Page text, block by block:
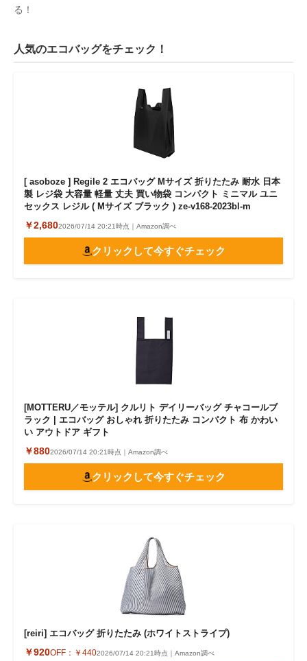
る！
人気のエコバッグをチェック！
[ asoboze ] Regile 2 エコバッグ Mサイズ 折りたたみ 耐水 日本
製 レジ袋 大容量 軽量 丈夫 買い物袋 コンパクト ミニマル ユニ
セックス レジル ( Mサイズ ブラック ) ze-v168-2023bl-m
￥2,6802026/07/14 20:21時点｜Amazon調べ
クリックして今すぐチェック
[MOTTERU／モッテル] クルリト デイリーバッグ チャコールブ
ラック | エコバッグ おしゃれ 折りたたみ コンパクト 布 かわい
い アウトドア ギフト
￥8802026/07/14 20:21時点｜Amazon調べ
クリックして今すぐチェック
[reiri] エコバッグ 折りたたみ (ホワイトストライプ)
￥920OFF： ￥4402026/07/14 20:21時点｜Amazon調べ